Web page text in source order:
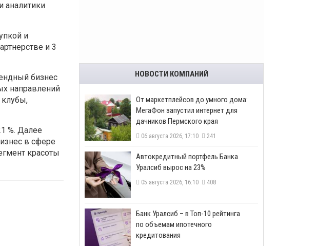
аналитики
и
и 3
бизнес
направлений
клубы,
%. Далее
в сфере
красоты
НОВОСТИ КОМПАНИЙ
От маркетплейсов до умного дома:
МегаФон запустил интернет для
дачников Пермского края
06 августа 2026, 17:10 241
​Автокредитный портфель Банка
Уралсиб вырос на 23%
05 августа 2026, 16:10 408
​Банк Уралсиб – в Топ-10 рейтинга
по объемам ипотечного
кредитования